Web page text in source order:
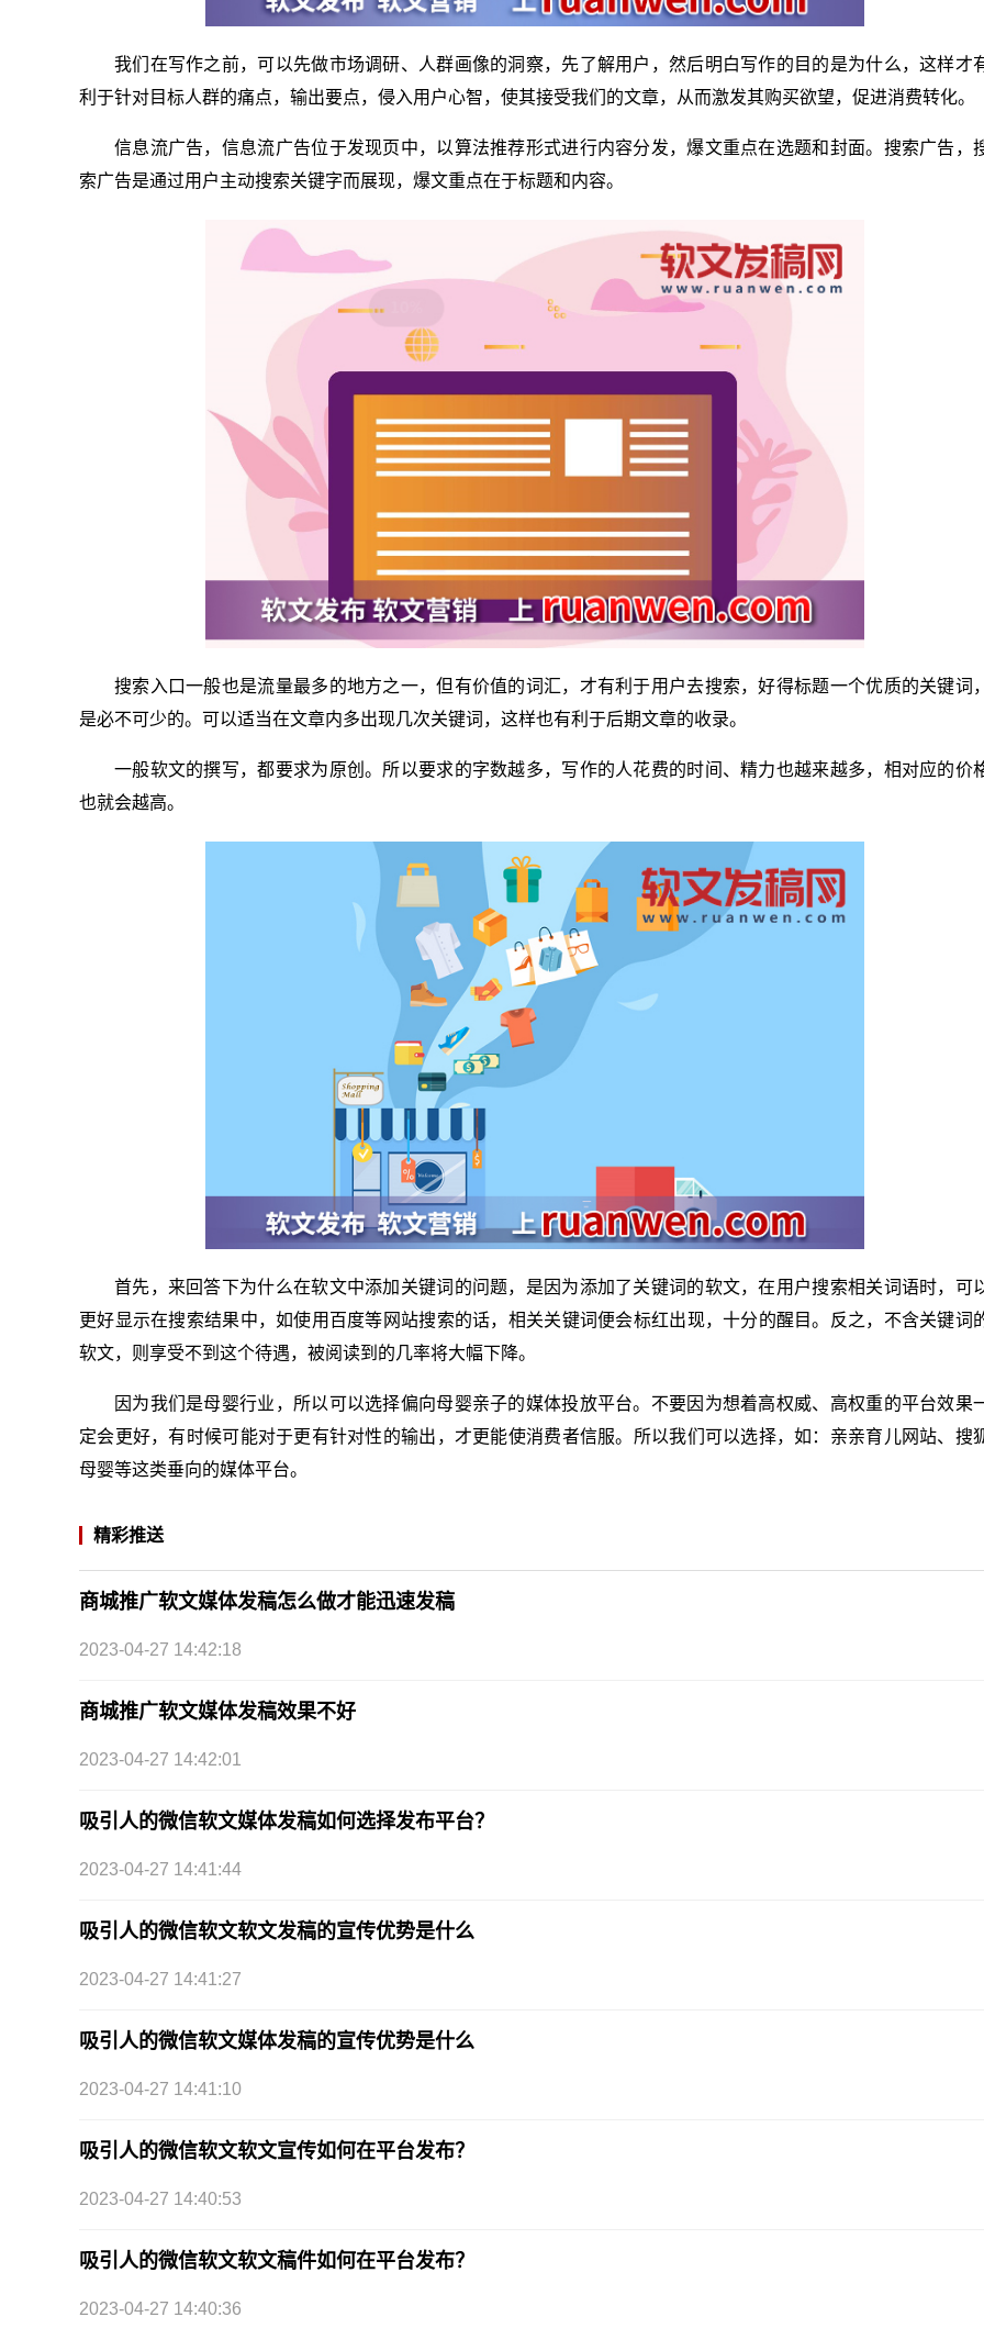
我们在写作之前，可以先做市场调研、人群画像的洞察，先了解用户，然后明白写作的目的是为什么，这样才
利于针对目标人群的痛点，输出要点，侵入用户心智，使其接受我们的文章，从而激发其购买欲望，促进消费转化。
信息流广告，信息流广告位于发现页中，以算法推荐形式进行内容分发，爆文重点在选题和封面。搜索广告，
索广告是通过用户主动搜索关键字而展现，爆文重点在于标题和内容。
搜索入口一般也是流量最多的地方之一，但有价值的词汇，才有利于用户去搜索，好得标题一个优质的关键词
是必不可少的。可以适当在文章内多出现几次关键词，这样也有利于后期文章的收录。
一般软文的撰写，都要求为原创。所以要求的字数越多，写作的人花费的时间、精力也越来越多，相对应的价
也就会越高。
首先，来回答下为什么在软文中添加关键词的问题，是因为添加了关键词的软文，在用户搜索相关词语时，可
更好显示在搜索结果中，如使用百度等网站搜索的话，相关关键词便会标红出现，十分的醒目。反之，不含关键词
软文，则享受不到这个待遇，被阅读到的几率将大幅下降。
因为我们是母婴行业，所以可以选择偏向母婴亲子的媒体投放平台。不要因为想着高权威、高权重的平台效果
定会更好，有时候可能对于更有针对性的输出，才更能使消费者信服。所以我们可以选择，如：亲亲育儿网站、搜
母婴等这类垂向的媒体平台。
精彩推送
商城推广软文媒体发稿怎么做才能迅速发稿
2023-04-27 14:42:18
商城推广软文媒体发稿效果不好
2023-04-27 14:42:01
吸引人的微信软文媒体发稿如何选择发布平台？
2023-04-27 14:41:44
吸引人的微信软文软文发稿的宣传优势是什么
2023-04-27 14:41:27
吸引人的微信软文媒体发稿的宣传优势是什么
2023-04-27 14:41:10
吸引人的微信软文软文宣传如何在平台发布？
2023-04-27 14:40:53
吸引人的微信软文软文稿件如何在平台发布？
2023-04-27 14:40:36